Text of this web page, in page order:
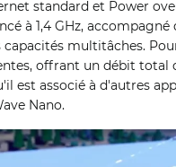
standard et Power
à 1,4 GHz,
multitâches.
offrant un débit total
est associé à d'autres
Nano.